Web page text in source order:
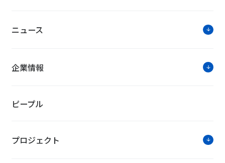
大阪市初のPark-PFI活用事業「難波宮跡
ニュース
企業情報
ピープル
プロジェクト